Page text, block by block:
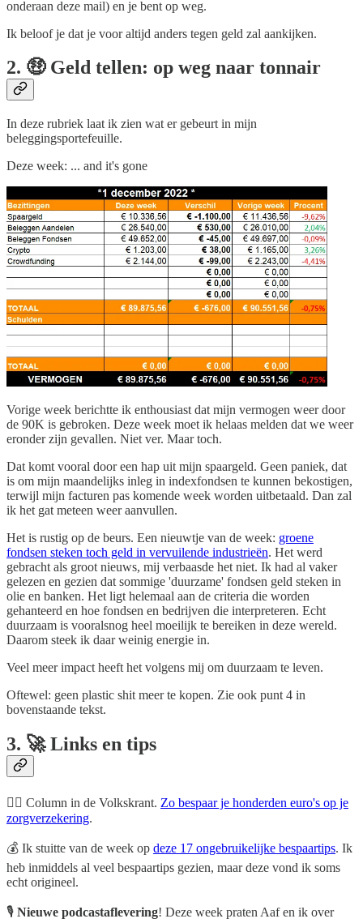
onderaan deze mail) en je bent op weg.
Ik beloof je dat je voor altijd anders tegen geld zal aankijken.
2. 🤑 Geld tellen: op weg naar tonnair
In deze rubriek laat ik zien wat er gebeurt in mijn
beleggingsportefeuille.
Deze week: ... and it's gone
Vorige week berichtte ik enthousiast dat mijn vermogen weer door
de 90K is gebroken. Deze week moet ik helaas melden dat we weer
eronder zijn gevallen. Niet ver. Maar toch.
Dat komt vooral door een hap uit mijn spaargeld. Geen paniek, dat
is om mijn maandelijks inleg in indexfondsen te kunnen bekostigen,
terwijl mijn facturen pas komende week worden uitbetaald. Dan zal
ik het gat meteen weer aanvullen.
Het is rustig op de beurs. Een nieuwtje van de week: groene
fondsen steken toch geld in vervuilende industrieën. Het werd
gebracht als groot nieuws, mij verbaasde het niet. Ik had al vaker
gelezen en gezien dat sommige 'duurzame' fondsen geld steken in
olie en banken. Het ligt helemaal aan de criteria die worden
gehanteerd en hoe fondsen en bedrijven die interpreteren. Echt
duurzaam is vooralsnog heel moeilijk te bereiken in deze wereld.
Daarom steek ik daar weinig energie in.
Veel meer impact heeft het volgens mij om duurzaam te leven.
Oftewel: geen plastic shit meer te kopen. Zie ook punt 4 in
bovenstaande tekst.
3. 🚀 Links en tips
👨‍⚕️ Column in de Volkskrant. Zo bespaar je honderden euro's op je
zorgverzekering.
💰 Ik stuitte van de week op deze 17 ongebruikelijke bespaartips. Ik
heb inmiddels al veel bespaartips gezien, maar deze vond ik soms
echt origineel.
🎙️ Nieuwe podcastaflevering! Deze week praten Aaf en ik over